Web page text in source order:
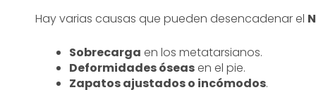
Hay varias causas que pueden desencadenar el
Sobrecarga en los metatarsianos.
Deformidades óseasen el pie.
Zapatos ajustados o incómodos.